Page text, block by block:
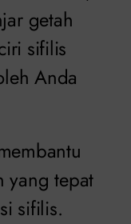
getah
sifilis
Anda
yang tepat
sifilis.